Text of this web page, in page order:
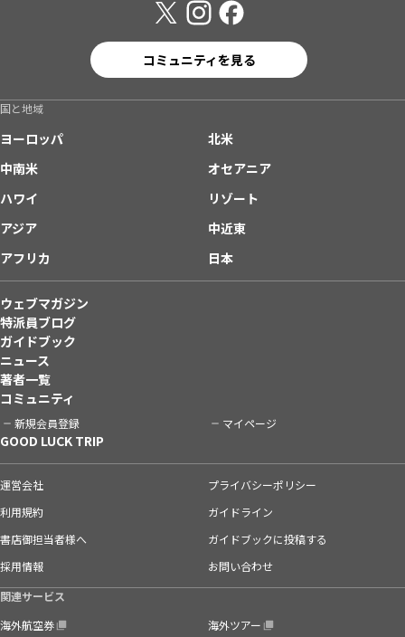
コミュニティを見る
国と地域
ヨーロッパ
北米
中南米
オセアニア
ハワイ
リゾート
アジア
中近東
アフリカ
日本
ウェブマガジン
特派員ブログ
ガイドブック
ニュース
著者一覧
コミュニティ
新規会員登録 マイページ
GOOD LUCK TRIP
運営会社
プライバシーポリシー
利用規約
ガイドライン
書店御担当者様へ
ガイドブックに投稿する
採用情報
お問い合わせ
関連サービス
海外航空券
海外ツアー